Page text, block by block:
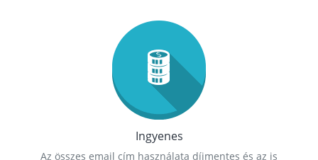
Ingyenes
Az összes email cím használata díjmentes és az is